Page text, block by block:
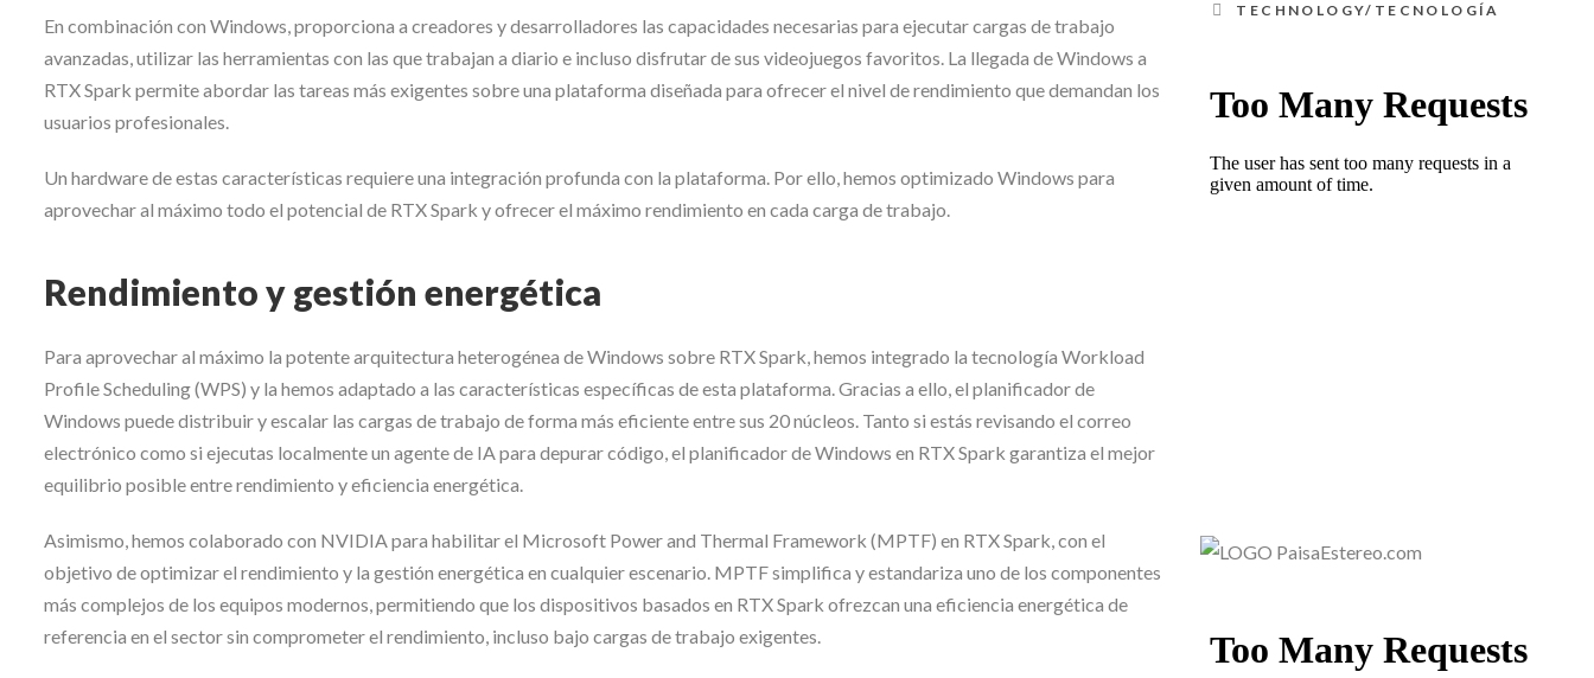
En combinación con Windows, proporciona a creadores y desarrolladores las capacidades necesarias para ejecutar cargas de trabajo
avanzadas, utilizar las herramientas con las que trabajan a diario e incluso disfrutar de sus videojuegos favoritos. La llegada de Windows a
RTX Spark permite abordar las tareas más exigentes sobre una plataforma diseñada para ofrecer el nivel de rendimiento que demandan los
usuarios profesionales.
Un hardware de estas características requiere una integración profunda con la plataforma. Por ello, hemos optimizado Windows para
aprovechar al máximo todo el potencial de RTX Spark y ofrecer el máximo rendimiento en cada carga de trabajo.
Rendimiento y gestión energética
Para aprovechar al máximo la potente arquitectura heterogénea de Windows sobre RTX Spark, hemos integrado la tecnología Workload
Profile Scheduling (WPS) y la hemos adaptado a las características específicas de esta plataforma. Gracias a ello, el planificador de
Windows puede distribuir y escalar las cargas de trabajo de forma más eficiente entre sus 20 núcleos. Tanto si estás revisando el correo
electrónico como si ejecutas localmente un agente de IA para depurar código, el planificador de Windows en RTX Spark garantiza el mejor
equilibrio posible entre rendimiento y eficiencia energética.
Asimismo, hemos colaborado con NVIDIA para habilitar el Microsoft Power and Thermal Framework (MPTF) en RTX Spark, con el
objetivo de optimizar el rendimiento y la gestión energética en cualquier escenario. MPTF simplifica y estandariza uno de los componentes
más complejos de los equipos modernos, permitiendo que los dispositivos basados en RTX Spark ofrezcan una eficiencia energética de
referencia en el sector sin comprometer el rendimiento, incluso bajo cargas de trabajo exigentes.
TECHNOLOGY/TECNOLOGÍA